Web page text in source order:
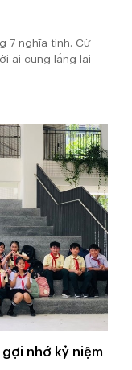
7 nghĩa tình. Cứ
ai cũng lắng lại
gợi nhớ kỷ niệm